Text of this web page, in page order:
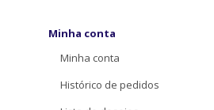
Minha conta
Minha conta
Histórico de pedidos